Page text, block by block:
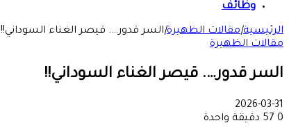
وظائف
الرئيسية|مقالات الظهيرة|السر قدور…. قيصر الغناء السوداني!!
مقالات الظهيرة
السر قدور…. قيصر الغناء السوداني!!
2026-03-31
0
دقيقة واحدة